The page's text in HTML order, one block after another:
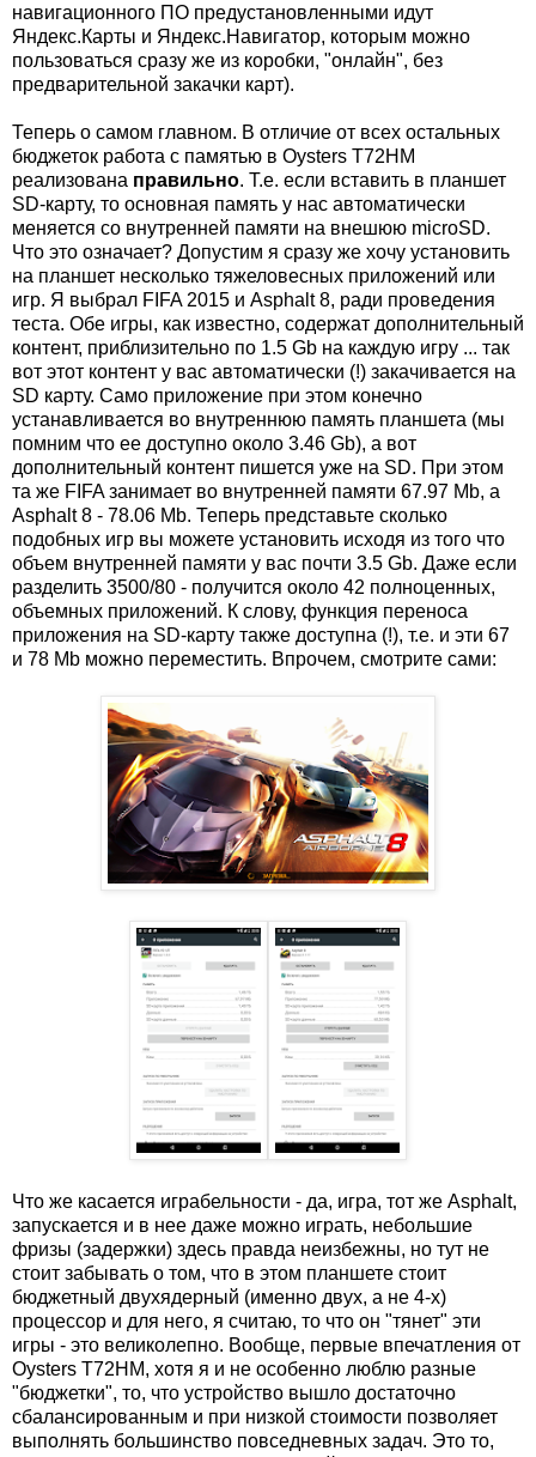
навигационного ПО предустановленными идут
Яндекс.Карты и Яндекс.Навигатор, которым можно
пользоваться сразу же из коробки, "онлайн", без
предварительной закачки карт).
Теперь о самом главном. В отличие от всех остальных
бюджеток работа с памятью в Oysters T72HM
реализована правильно. Т.е. если вставить в планшет
SD-карту, то основная память у нас автоматически
меняется со внутренней памяти на внешюю microSD.
Что это означает? Допустим я сразу же хочу установить
на планшет несколько тяжеловесных приложений или
игр. Я выбрал FIFA 2015 и Asphalt 8, ради проведения
теста. Обе игры, как известно, содержат дополнительный
контент, приблизительно по 1.5 Gb на каждую игру ... так
вот этот контент у вас автоматически (!) закачивается на
SD карту. Само приложение при этом конечно
устанавливается во внутреннюю память планшета (мы
помним что ее доступно около 3.46 Gb), а вот
дополнительный контент пишется уже на SD. При этом
та же FIFA занимает во внутренней памяти 67.97 Mb, а
Asphalt 8 - 78.06 Mb. Теперь представьте сколько
подобных игр вы можете установить исходя из того что
объем внутренней памяти у вас почти 3.5 Gb. Даже если
разделить 3500/80 - получится около 42 полноценных,
объемных приложений. К слову, функция переноса
приложения на SD-карту также доступна (!), т.е. и эти 67
и 78 Mb можно переместить. Впрочем, смотрите сами:
Что же касается играбельности - да, игра, тот же Asphalt,
запускается и в нее даже можно играть, небольшие
фризы (задержки) здесь правда неизбежны, но тут не
стоит забывать о том, что в этом планшете стоит
бюджетный двухядерный (именно двух, а не 4-х)
процессор и для него, я считаю, то что он "тянет" эти
игры - это великолепно. Вообще, первые впечатления от
Oysters T72HM, хотя я и не особенно люблю разные
"бюджетки", то, что устройство вышло достаточно
сбалансированным и при низкой стоимости позволяет
выполнять большинство повседневных задач. Это то,